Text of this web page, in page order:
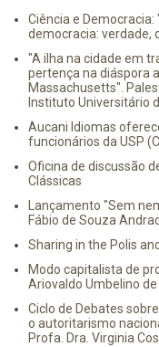
Ciência e
democracia: verdade,
"A ilha na cidade em
pertença na diáspora
Massachusetts".
Instituto Universitário
Aucani Idiomas
funcionários da USP
Oficina de discussão
Clássicas
Lançamento "Sem
Fábio de Souza
Sharing in the Polis
Modo capitalista de
Ariovaldo Umbelino
Ciclo de Debates
o autoritarismo
Profa. Dra. Virginia